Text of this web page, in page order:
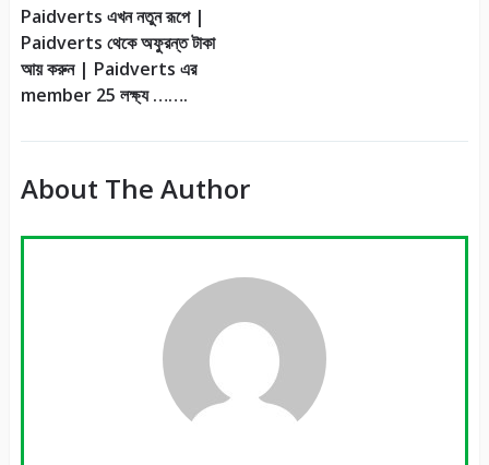
Paidverts এখন নতুন রূপে |
Paidverts থেকে অফুরন্ত টাকা
আয় করুন | Paidverts এর
member 25 লক্ষ্য …….
About The Author